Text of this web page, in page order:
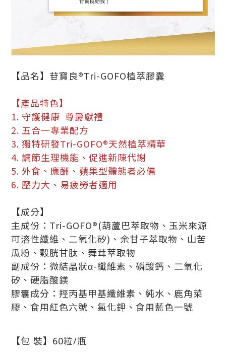
【品名】 苷寳良®Tri-GOFO植萃膠囊
【產品特色】
1. 守護健康 尊爵獻禮
2. 五合一專業配方
3. 獨特研發Tri-GOFO®天然植萃精華
4. 調節生理機能、促進新陳代謝
5. 外食、應酬、蘋果型體態者必備
6. 壓力大、易疲勞者適用
【成分】
主成份：Tri-GOFO®(葫蘆巴萃取物、玉米來源
可溶性纖維、二氧化矽)、余甘子萃取物、山苦
瓜粉、穀胱甘肽、舞茸萃取物
副成份：微結晶狀α-纖維素、磷酸鈣、二氧化
矽、硬脂酸鎂
膠囊成分：羥丙基甲基纖維素、純水、鹿角菜
膠、食用紅色六號、氯化鉀、食用藍色一號
【包 裝】60粒/瓶